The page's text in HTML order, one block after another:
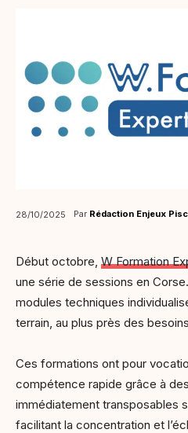
28/10/2025 Par Rédaction Enjeux
Début octobre, W Formation
une série de sessions en
modules techniques
terrain, au plus près des
Ces formations ont pour
compétence rapide grâce à
immédiatement transposables
facilitant la concentration et